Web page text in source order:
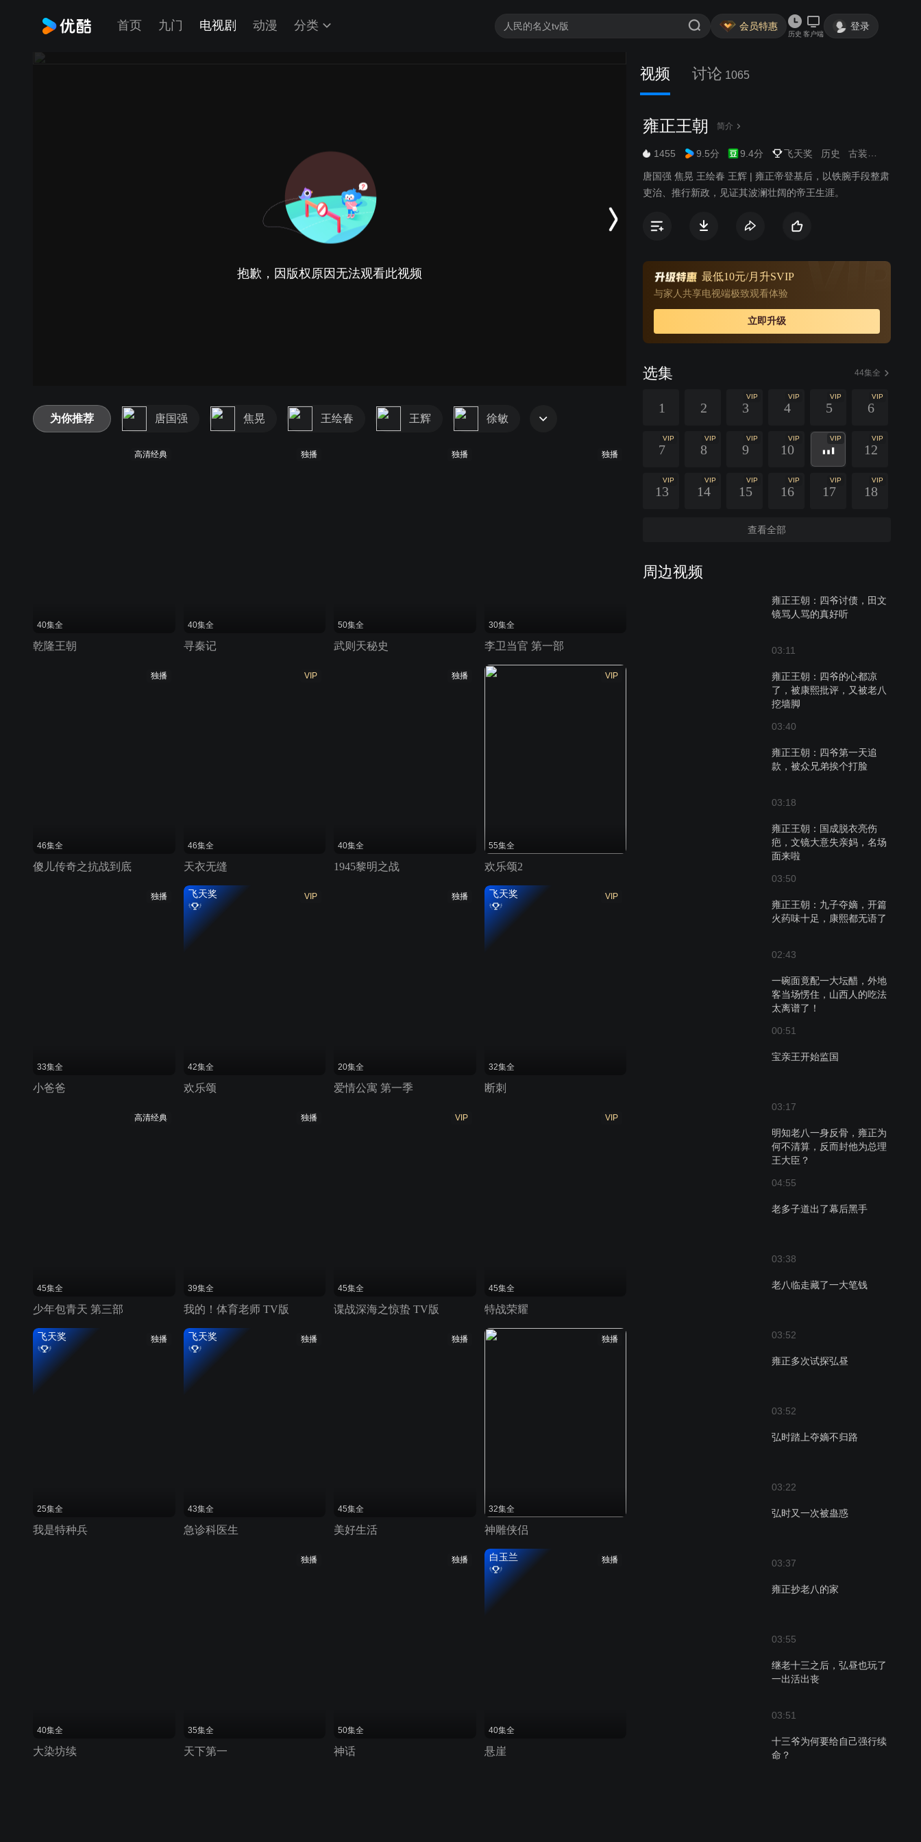
首页 九门 电视剧 动漫 分类 会员特惠
历史 客户端
登录
抱歉，因版权原因无法观看此视频
视频 讨论 1065
雍正王朝 简介
1455 9.5分 9.4分 飞天奖 历史 古装
唐国强 焦晃 王绘春 王辉 | 雍正帝登基后，以铁腕手段整肃
吏治、推行新政，见证其波澜壮阔的帝王生涯。
最低10元/月升SVIP
与家人共享电视端极致观看体验
立即升级
选集 44集全
1 2
VIP
3
VIP
4
VIP
5
VIP
6
VIP
7
VIP
8
VIP
9
VIP
10
VIP VIP
12
VIP
13
VIP
14
VIP
15
VIP
16
VIP
17
VIP
18
查看全部
周边视频
雍正王朝：四爷讨债，田文
镜骂人骂的真好听
03:11
雍正王朝：四爷的心都凉
了，被康熙批评，又被老八
挖墙脚
03:40
雍正王朝：四爷第一天追
款，被众兄弟挨个打脸
03:18
雍正王朝：国成脱衣亮伤
疤，文镜大意失亲妈，名场
面来啦
03:50
雍正王朝：九子夺嫡，开篇
火药味十足，康熙都无语了
02:43
一碗面竟配一大坛醋，外地
客当场愣住，山西人的吃法
太离谱了！
00:51
宝亲王开始监国
03:17
明知老八一身反骨，雍正为
何不清算，反而封他为总理
王大臣？
04:55
老多子道出了幕后黑手
03:38
老八临走藏了一大笔钱
03:52
雍正多次试探弘昼
03:52
弘时踏上夺嫡不归路
03:22
弘时又一次被蛊惑
03:37
雍正抄老八的家
03:55
继老十三之后，弘昼也玩了
一出活出丧
03:51
十三爷为何要给自己强行续
命？
为你推荐 唐国强 焦晃 王绘春 王辉 徐敏
高清经典
40集全
乾隆王朝
独播
40集全
寻秦记
独播
50集全
武则天秘史
独播
30集全
李卫当官 第一部
独播
46集全
傻儿传奇之抗战到底
VIP
46集全
天衣无缝
独播
40集全
1945黎明之战
VIP
55集全
欢乐颂2
独播
33集全
小爸爸
VIP
飞天奖
42集全
欢乐颂
独播
20集全
爱情公寓 第一季
VIP
飞天奖
32集全
断刺
高清经典
45集全
少年包青天 第三部
独播
39集全
我的！体育老师 TV版
VIP
45集全
谍战深海之惊蛰 TV版
VIP
45集全
特战荣耀
独播
飞天奖
25集全
我是特种兵
独播
飞天奖
43集全
急诊科医生
独播
45集全
美好生活
独播
32集全
神雕侠侣
40集全
大染坊续
独播
35集全
天下第一
独播
50集全
神话
独播
白玉兰
40集全
悬崖